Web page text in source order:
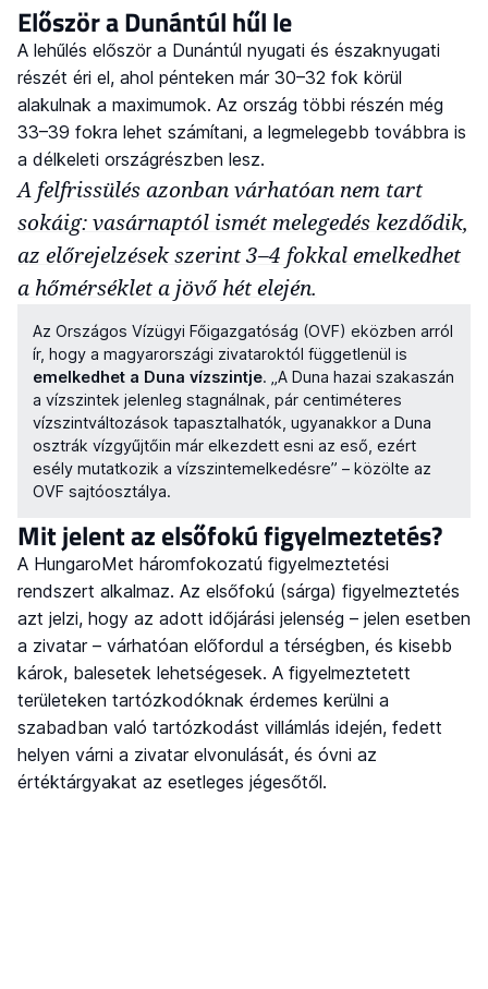
Először a Dunántúl hűl le
A lehűlés először a Dunántúl nyugati és északnyugati
részét éri el, ahol pénteken már 30–32 fok körül
alakulnak a maximumok. Az ország többi részén még
33–39 fokra lehet számítani, a legmelegebb továbbra is
a délkeleti országrészben lesz.
A felfrissülés azonban várhatóan nem tart
sokáig: vasárnaptól ismét melegedés kezdődik,
az előrejelzések szerint 3–4 fokkal emelkedhet
a hőmérséklet a jövő hét elején.
Az Országos Vízügyi Főigazgatóság (OVF) eközben arról
ír, hogy a magyarországi zivataroktól függetlenül is
emelkedhet a Duna vízszintje. „A Duna hazai szakaszán
a vízszintek jelenleg stagnálnak, pár centiméteres
vízszintváltozások tapasztalhatók, ugyanakkor a Duna
osztrák vízgyűjtőin már elkezdett esni az eső, ezért
esély mutatkozik a vízszintemelkedésre” – közölte az
OVF sajtóosztálya.
Mit jelent az elsőfokú figyelmeztetés?
A HungaroMet háromfokozatú figyelmeztetési
rendszert alkalmaz. Az elsőfokú (sárga) figyelmeztetés
azt jelzi, hogy az adott időjárási jelenség – jelen esetben
a zivatar – várhatóan előfordul a térségben, és kisebb
károk, balesetek lehetségesek. A figyelmeztetett
területeken tartózkodóknak érdemes kerülni a
szabadban való tartózkodást villámlás idején, fedett
helyen várni a zivatar elvonulását, és óvni az
értéktárgyakat az esetleges jégesőtől.